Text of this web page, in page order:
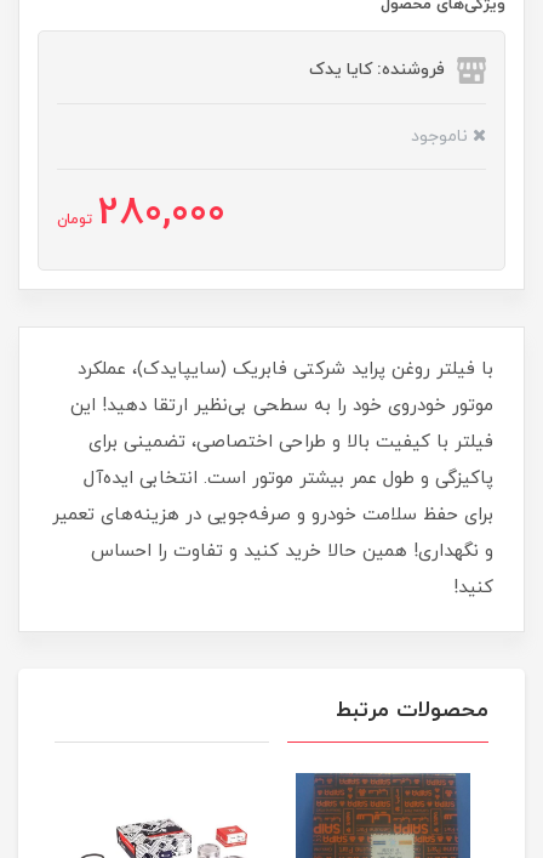
ویژگی‌های محصول
فروشنده: کایا یدک
ناموجود
280,000 تومان
با فیلتر روغن پراید شرکتی فابریک (سایپایدک)، عملکرد
موتور خودروی خود را به سطحی بی‌نظیر ارتقا دهید! این
فیلتر با کیفیت بالا و طراحی اختصاصی، تضمینی برای
پاکیزگی و طول عمر بیشتر موتور است. انتخابی ایده‌آل
برای حفظ سلامت خودرو و صرفه‌جویی در هزینه‌های تعمیر
و نگهداری! همین حالا خرید کنید و تفاوت را احساس
کنید!
محصولات مرتبط